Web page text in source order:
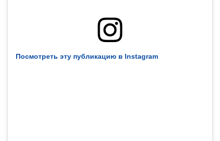
Посмотреть эту публикацию в Instagram